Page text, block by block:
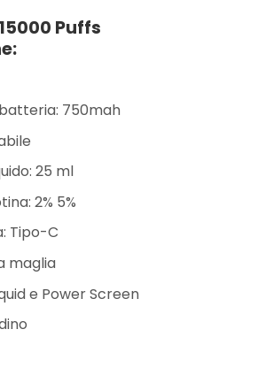
Puffs
750mah
25 ml
2% 5%
Tipo-C
maglia
e Power Screen